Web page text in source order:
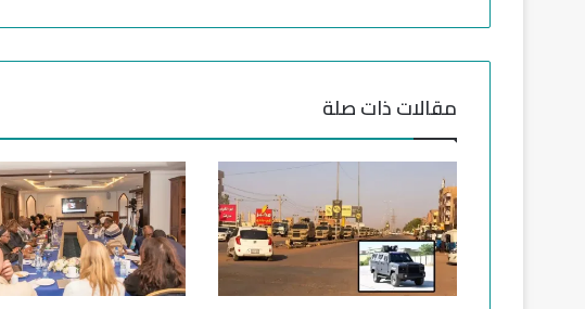
م
ا
ر
ا
ت
غ
ي
ر
ر
س
م
ل
و
ن
ي
ب
ش
أ
ن
ت
د
مقالات ذات صلة